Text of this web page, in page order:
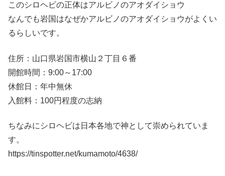
このシロヘビの正体はアルビノのアオダイショウ
なんでも岩国はなぜかアルビノのアオダイショウがよくい
るらしいです。
住所：山口県岩国市横山２丁目６番
開館時間：9:00～17:00
休館日：年中無休
入館料：100円程度の志納
ちなみにシロヘビは日本各地で神として崇められていま
す。
https://tinspotter.net/kumamoto/4638/